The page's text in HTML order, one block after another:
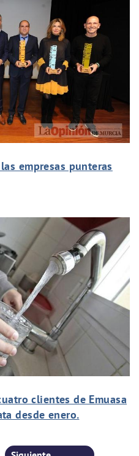
empresas punteras
clientes de Emuasa
desde enero.